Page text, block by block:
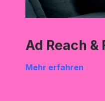
Ad Reach
Mehr erfahren